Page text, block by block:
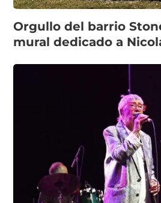
Orgullo del barrio
mural dedicado a